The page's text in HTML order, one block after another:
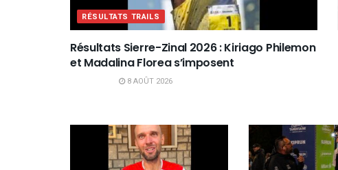
RÉSULTATS TRAILS
Résultats Sierre-Zinal 2026 : Kiriago Philemon
et Madalina Florea s’imposent
8 AOÛT 2026